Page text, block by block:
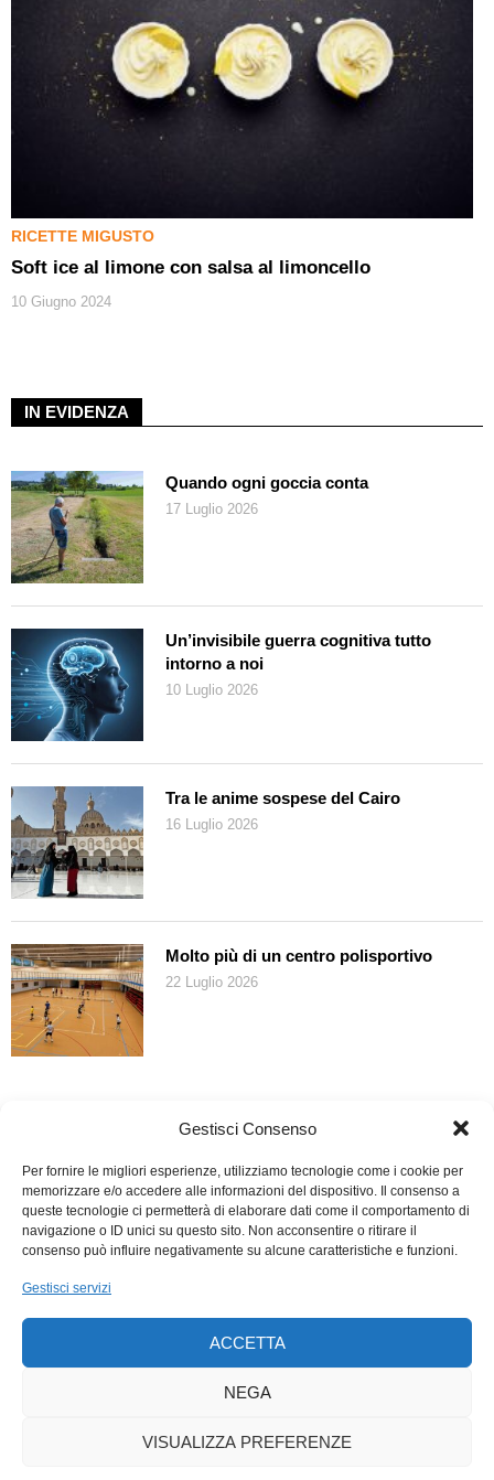
Gestisci Consenso
Per fornire le migliori esperienze, utilizziamo tecnologie come i cookie per
memorizzare e/o accedere alle informazioni del dispositivo. Il consenso a
queste tecnologie ci permetterà di elaborare dati come il comportamento di
navigazione o ID unici su questo sito. Non acconsentire o ritirare il
consenso può influire negativamente su alcune caratteristiche e funzioni.
Gestisci servizi
ACCETTA
NEGA
VISUALIZZA PREFERENZE
RICETTE MIGUSTO
Soft ice al limone con salsa al limoncello
10 Giugno 2024
IN EVIDENZA
Quando ogni goccia conta
17 Luglio 2026
Un’invisibile guerra cognitiva tutto
intorno a noi
10 Luglio 2026
Tra le anime sospese del Cairo
16 Luglio 2026
Molto più di un centro polisportivo
22 Luglio 2026